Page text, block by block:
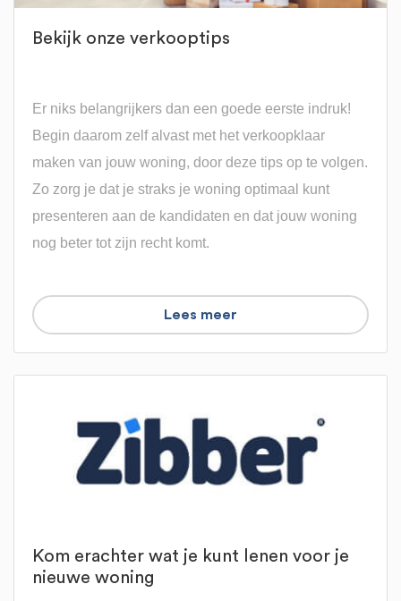
Bekijk onze verkooptips
Er niks belangrijkers dan een goede eerste indruk!
Begin daarom zelf alvast met het verkoopklaar
maken van jouw woning, door deze tips op te volgen.
Zo zorg je dat je straks je woning optimaal kunt
presenteren aan de kandidaten en dat jouw woning
nog beter tot zijn recht komt.
Lees meer
Kom erachter wat je kunt lenen voor je
nieuwe woning